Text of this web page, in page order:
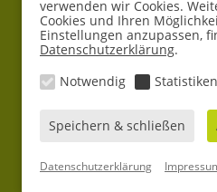
Sa10 - 16 Uhr
Filiale Lehe
27580 Bremerhaven
AGB
Datenschutz
verwenden wir Cookies.
Cookies und Ihren
Einstellungen anzupassen,
Datenschutzerklärung.
Notwendig
Statistiken
Speichern & schließen
Datenschutzerklärung